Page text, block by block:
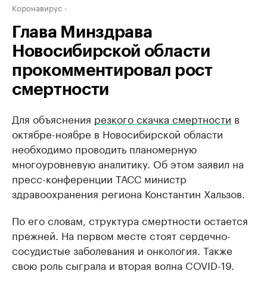
Коронавирус
Глава Минздрава
Новосибирской области
прокомментировал рост
смертности
Для объяснения резкого скачка смертности в
октябре-ноябре в Новосибирской области
необходимо проводить планомерную
многоуровневую аналитику. Об этом заявил на
пресс-конференции ТАСС министр
здравоохранения региона Константин Хальзов.
По его словам, структура смертности остается
прежней. На первом месте стоят сердечно-
сосудистые заболевания и онкология. Также
свою роль сыграла и вторая волна COVID-19.